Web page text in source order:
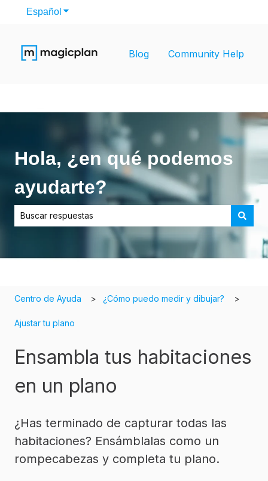
Español Traducciones de Mostrar submenú de
Blog Community Help
Hola, ¿en qué podemos
ayudarte?
No hay sugerencias porque el campo de búsqueda está
Centro de Ayuda ¿Cómo puedo medir y dibujar?
Ajustar tu plano
Ensambla tus habitaciones
en un plano
¿Has terminado de capturar todas las
habitaciones? Ensámblalas como un
rompecabezas y completa tu plano.